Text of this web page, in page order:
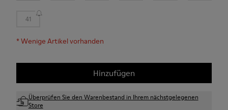
41
*Wenige Artikel vorhanden
Hinzufügen
Überprüfen Sie den Warenbestand in Ihrem nächstgelegenen
Store